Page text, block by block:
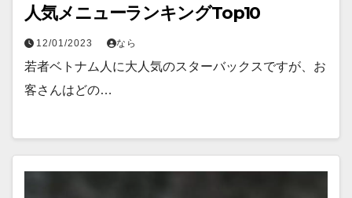
人気メニューランキングTop10
12/01/2023 なら
若者ベトナム人に大人気のスターバックスですが、お
客さんはどの…